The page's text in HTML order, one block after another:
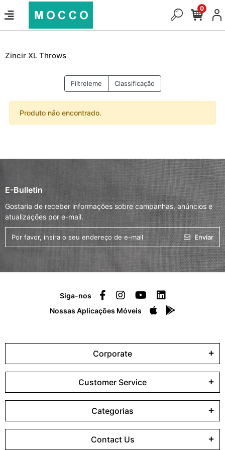
0
Zincir XL Throws
Filtreleme Classificação
Produto não encontrado.
E-Bulletin
Gostaria de receber informações sobre campanhas, anúncios e
atualizações por e-mail.
Enviar
Siga-nos
Nossas Aplicações Móveis
Corporate
Customer Service
Categorias
Contact Us